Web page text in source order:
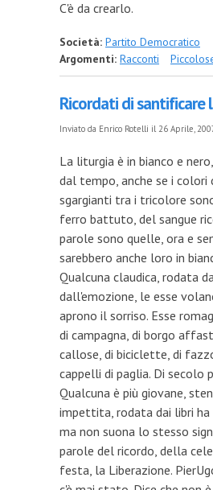
C'è da crearlo.
Società: Partito Democratico
Argomenti: Racconti
Ricordati di santificare
Inviato da Enrico Rotelli il 26 Aprile,
La liturgia è in bianco e
dal tempo, anche se i colori
sgargianti tra i tricolore
ferro battuto, del sangue
parole sono quelle, ora e
sarebbero anche loro in
Qualcuna claudica, rodata
dall'emozione, le esse
aprono il sorriso. Esse
di campagna, di borgo
callose, di biciclette, di
cappelli di paglia. Di secolo
Qualcuna è più giovane,
impettita, rodata dai libri ha
ma non suona lo stesso
parole del ricordo, della
festa, la Liberazione.